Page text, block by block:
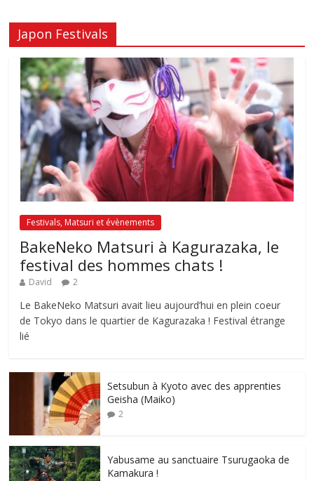
Japon Festivals
Festivals, Matsuri et évènements
BakeNeko Matsuri à Kagurazaka, le
festival des hommes chats !
David 2
Le BakeNeko Matsuri avait lieu aujourd’hui en plein coeur
de Tokyo dans le quartier de Kagurazaka ! Festival étrange
lié
Setsubun à Kyoto avec des apprenties
Geisha (Maiko)
2
Yabusame au sanctuaire Tsurugaoka de
Kamakura !